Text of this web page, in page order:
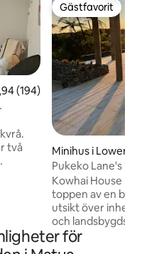
av 5 i genomsnittligt
(194)
två
Gästfavorit
Gästfavorit
Minihus i Lower
Pukeko Lane's
blend"
Kowhai House
toppen av en
utsikt över
och
en nybyggnad
erbjuda en
för